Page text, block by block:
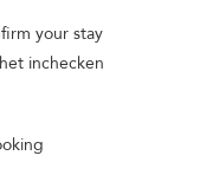
your stay
inchecken